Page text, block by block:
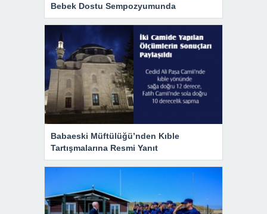
Bebek Dostu Sempozyumunda
Babaeski Müftülüğü’nden Kıble
Tartışmalarına Resmi Yanıt